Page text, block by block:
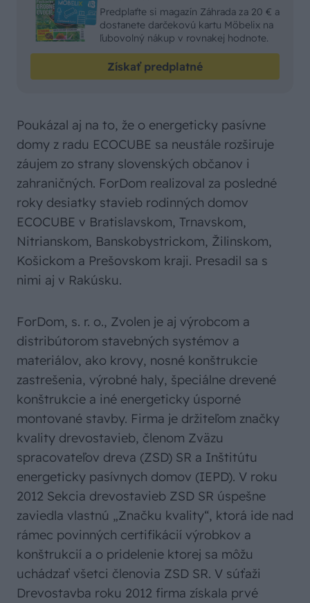
Predplaťte si magazín Záhrada za 20 € a
dostanete darčekovú kartu Möbelix na
ľubovolný nákup v rovnakej hodnote.
Získať predplatné
Poukázal aj na to, že o energeticky pasívne
domy z radu ECOCUBE sa neustále rozširuje
záujem zo strany slovenských občanov i
zahraničných. ForDom realizoval za posledné
roky desiatky stavieb rodinných domov
ECOCUBE v Bratislavskom, Trnavskom,
Nitrianskom, Banskobystrickom, Žilinskom,
Košickom a Prešovskom kraji. Presadil sa s
nimi aj v Rakúsku.
ForDom, s. r. o., Zvolen je aj výrobcom a
distribútorom stavebných systémov a
materiálov, ako krovy, nosné konštrukcie
zastrešenia, výrobné haly, špeciálne drevené
konštrukcie a iné energeticky úsporné
montované stavby. Firma je držiteľom značky
kvality drevostavieb, členom Zväzu
spracovateľov dreva (ZSD) SR a Inštitútu
energeticky pasívnych domov (IEPD). V roku
2012 Sekcia drevostavieb ZSD SR úspešne
zaviedla vlastnú „Značku kvality“, ktorá ide nad
rámec povinných certifikácií výrobkov a
konštrukcií a o pridelenie ktorej sa môžu
uchádzať všetci členovia ZSD SR. V súťaži
Drevostavba roku 2012 firma získala prvé